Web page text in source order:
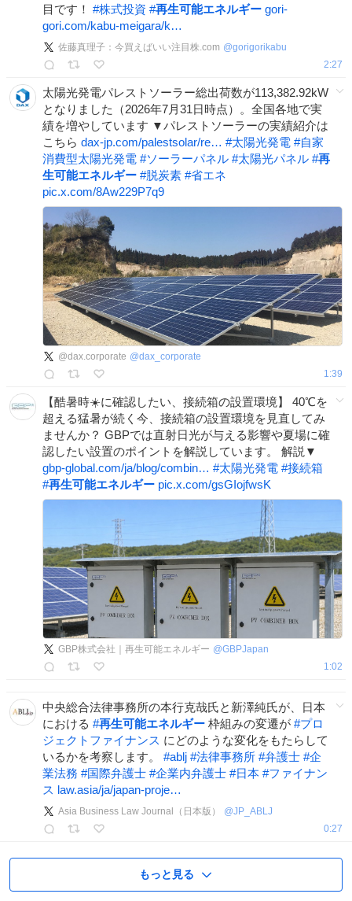
目です！ #株式投資 #再生可能エネルギー gori-
gori.com/kabu-meigara/k…
佐藤真理子：今買えばいい注目株.com @gorigorikabu
2:27
太陽光発電パレストソーラー総出荷数が113,382.92kW
となりました（2026年7月31日時点）。全国各地で実
績を増やしています ▼パレストソーラーの実績紹介は
こちら dax-jp.com/palestsolar/re… #太陽光発電 #自家
消費型太陽光発電 #ソーラーパネル #太陽光パネル #再
生可能エネルギー #脱炭素 #省エネ
pic.x.com/8Aw229P7q9
@dax.corporate @dax_corporate
1:39
【酷暑時☀️に確認したい、接続箱の設置環境】 40℃を
超える猛暑が続く今、接続箱の設置環境を見直してみ
ませんか？ GBPでは直射日光が与える影響や夏場に確
認したい設置のポイントを解説しています。 解説▼
gbp-global.com/ja/blog/combin… #太陽光発電 #接続箱
#再生可能エネルギー pic.x.com/gsGIojfwsK
GBP株式会社｜再生可能エネルギー @GBPJapan
1:02
中央総合法律事務所の本行克哉氏と新澤純氏が、日本
における #再生可能エネルギー 枠組みの変遷が #プロ
ジェクトファイナンス にどのような変化をもたらして
いるかを考察します。 #ablj #法律事務所 #弁護士 #企
業法務 #国際弁護士 #企業内弁護士 #日本 #ファイナン
ス law.asia/ja/japan-proje…
Asia Business Law Journal（日本版） @JP_ABLJ
0:27
もっと見る